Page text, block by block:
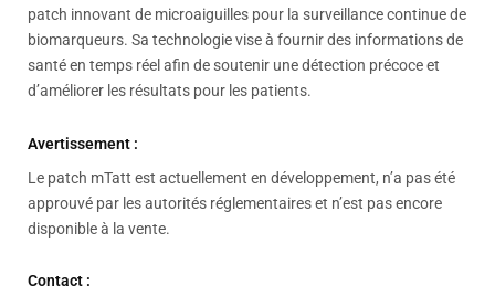
patch innovant de microaiguilles pour la surveillance continue de
biomarqueurs. Sa technologie vise à fournir des informations de
santé en temps réel afin de soutenir une détection précoce et
d’améliorer les résultats pour les patients.
Avertissement :
Le patch mTatt est actuellement en développement, n’a pas été
approuvé par les autorités réglementaires et n’est pas encore
disponible à la vente.
Contact :